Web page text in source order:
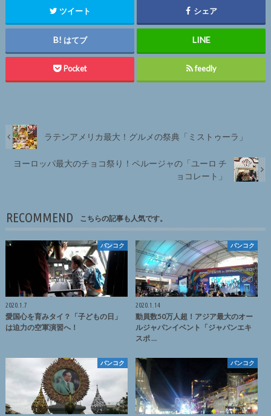
ツイート シェア
はてブ
Pocket feedly
ラテンアメリカ最大！グルメの祭典「ミストゥーラ」
ヨーロッパ最大のチョコ祭り！ペルージャの「ユーロ チ
ョコレート」
RECOMMEND こちらの記事も人気です。
バンコク
2020.1.7
愛国心を育みタイ？「子どもの日」
は迫力の空軍演習へ！
バンコク
2020.1.14
動員数50万人超！アジア最大のオー
ルジャパンイベント「ジャパンエキ
スポ …
バンコク バンコク